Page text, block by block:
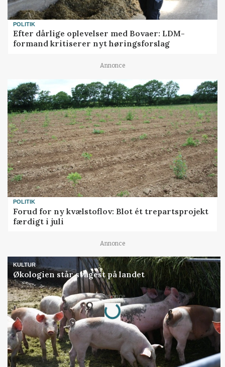
POLITIK
Efter dårlige oplevelser med Bovaer: LDM-
formand kritiserer nyt høringsforslag
Annonce
POLITIK
Forud for ny kvælstoflov: Blot ét trepartsprojekt
færdigt i juli
Annonce
KULTUR
Økologien står svagest på landet
Annonce
Loading...
Jobs